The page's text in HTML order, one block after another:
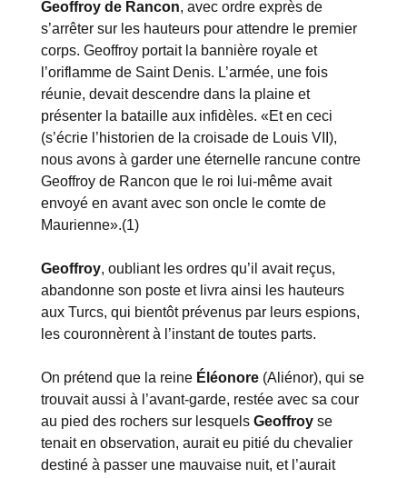
Geoffroy de Rancon, avec ordre exprès de
s’arrêter sur les hauteurs pour attendre le premier
corps. Geoffroy portait la bannière royale et
l’oriflamme de Saint Denis. L’armée, une fois
réunie, devait descendre dans la plaine et
présenter la bataille aux infidèles. «Et en ceci
(s’écrie l’historien de la croisade de Louis VII),
nous avons à garder une éternelle rancune contre
Geoffroy de Rancon que le roi lui-même avait
envoyé en avant avec son oncle le comte de
Maurienne».(1)
Geoffroy, oubliant les ordres qu’il avait reçus,
abandonne son poste et livra ainsi les hauteurs
aux Turcs, qui bientôt prévenus par leurs espions,
les couronnèrent à l’instant de toutes parts.
On prétend que la reine Éléonore (Aliénor), qui se
trouvait aussi à l’avant-garde, restée avec sa cour
au pied des rochers sur lesquels Geoffroy se
tenait en observation, aurait eu pitié du chevalier
destiné à passer une mauvaise nuit, et l’aurait